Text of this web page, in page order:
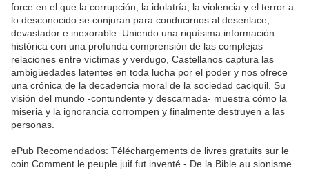
force en el que la corrupción, la idolatría, la violencia y el terror a
lo desconocido se conjuran para conducirnos al desenlace,
devastador e inexorable. Uniendo una riquísima información
histórica con una profunda comprensión de las complejas
relaciones entre víctimas y verdugo, Castellanos captura las
ambigüedades latentes en toda lucha por el poder y nos ofrece
una crónica de la decadencia moral de la sociedad caciquil. Su
visión del mundo -contundente y descarnada- muestra cómo la
miseria y la ignorancia corrompen y finalmente destruyen a las
personas.
ePub Recomendados: Téléchargements de livres gratuits sur le
coin Comment le peuple juif fut inventé - De la Bible au sionisme